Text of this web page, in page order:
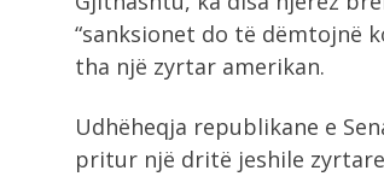
“sanksionet do të dëmtojnë
tha një zyrtar amerikan.
Udhëheqja republikane e
pritur një dritë jeshile